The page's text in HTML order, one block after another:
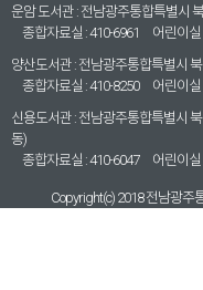
운암 도서관 : 전남광주통합특별시
종합자료실 :410-6961 어린이실
양산도서관 : 전남광주통합특별시
종합자료실 :410-8250 어린이실
신용도서관 : 전남광주통합특별시
동)
종합자료실 :410-6047 어린이실
Copyright(c) 2018 전남광주